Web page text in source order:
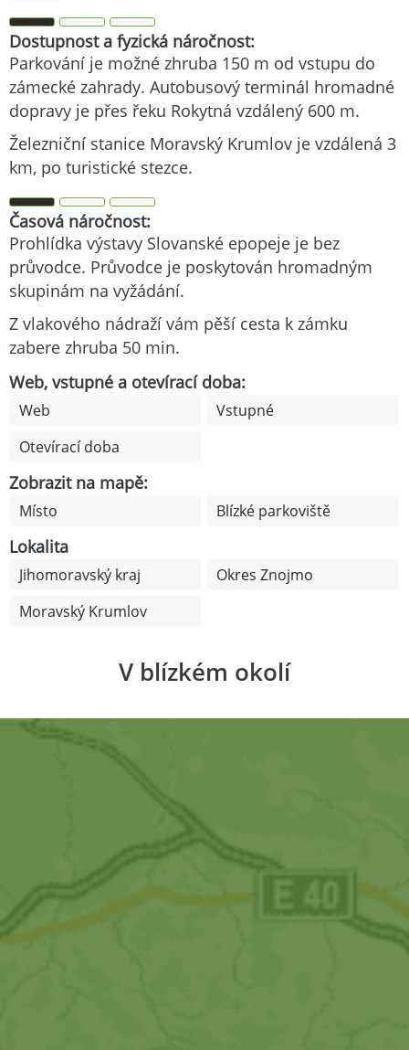
Dostupnost a fyzická náročnost:
Parkování je možné zhruba 150 m od vstupu do
zámecké zahrady. Autobusový terminál hromadné
dopravy je přes řeku Rokytná vzdálený 600 m.
Železniční stanice Moravský Krumlov je vzdálená 3
km, po turistické stezce.
Časová náročnost:
Prohlídka výstavy Slovanské epopeje je bez
průvodce. Průvodce je poskytován hromadným
skupinám na vyžádání.
Z vlakového nádraží vám pěší cesta k zámku
zabere zhruba 50 min.
Web, vstupné a otevírací doba:
Web
Vstupné
Otevírací doba
Zobrazit na mapě:
Místo Blízké parkoviště
Lokalita
Jihomoravský kraj
Okres Znojmo
Moravský Krumlov
V blízkém okolí